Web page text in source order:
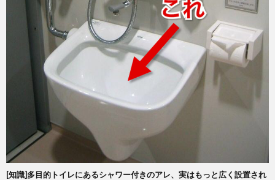
[知識]多目的トイレにあるシャワー付きのアレ、実はもっと広く設置され